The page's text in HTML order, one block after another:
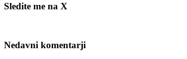
Sledite me na X
Nedavni komentarji